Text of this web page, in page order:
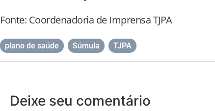
Fonte: Coordenadoria de Imprensa TJPA
plano de saúde Súmula TJPA
Deixe seu comentário